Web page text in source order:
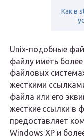
Как в
Unix-подобные
файлу иметь
файловых
жесткими
файла или его
жесткие ссылки в
предоставляет
Windows XP и